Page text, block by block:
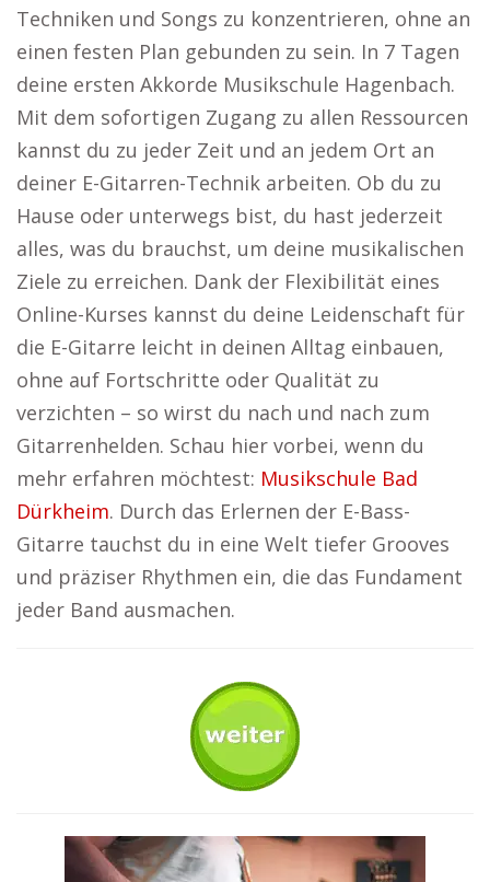
Techniken und Songs zu konzentrieren, ohne an
einen festen Plan gebunden zu sein. In 7 Tagen
deine ersten Akkorde Musikschule Hagenbach.
Mit dem sofortigen Zugang zu allen Ressourcen
kannst du zu jeder Zeit und an jedem Ort an
deiner E-Gitarren-Technik arbeiten. Ob du zu
Hause oder unterwegs bist, du hast jederzeit
alles, was du brauchst, um deine musikalischen
Ziele zu erreichen. Dank der Flexibilität eines
Online-Kurses kannst du deine Leidenschaft für
die E-Gitarre leicht in deinen Alltag einbauen,
ohne auf Fortschritte oder Qualität zu
verzichten – so wirst du nach und nach zum
Gitarrenhelden. Schau hier vorbei, wenn du
mehr erfahren möchtest: Musikschule Bad
Dürkheim. Durch das Erlernen der E-Bass-
Gitarre tauchst du in eine Welt tiefer Grooves
und präziser Rhythmen ein, die das Fundament
jeder Band ausmachen.